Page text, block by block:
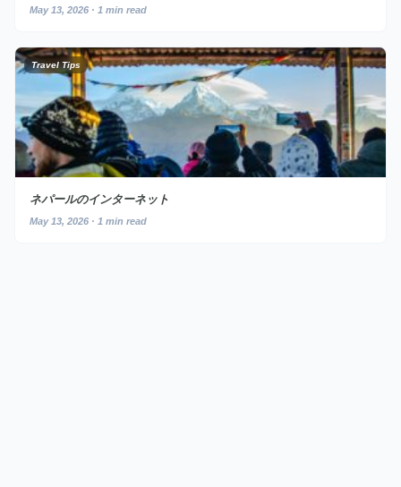
May 13, 2026 · 1 min read
Travel Tips
ネパールのインターネット
May 13, 2026 · 1 min read